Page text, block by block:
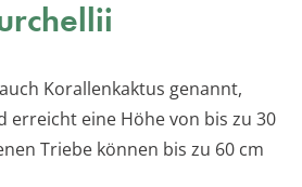
Korallenkaktus genannt,
erreicht eine Höhe von bis zu 30
Triebe können bis zu 60 cm